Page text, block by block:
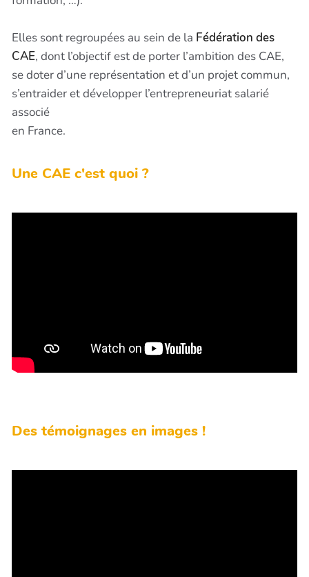
Elles sont regroupées au sein de la Fédération des
CAE, dont l’objectif est de porter l’ambition des CAE,
se doter d’une représentation et d’un projet commun,
s’entraider et développer l’entrepreneuriat salarié
associé
en France.
Une CAE c'est quoi ?
Des témoignages en images !